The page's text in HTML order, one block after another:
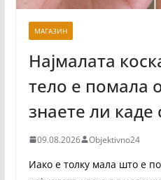
МАГАЗИН
Најмалата
тело е помала
знаете ли каде
09.08.2026 Objektivno24
Иако е толку мала што е